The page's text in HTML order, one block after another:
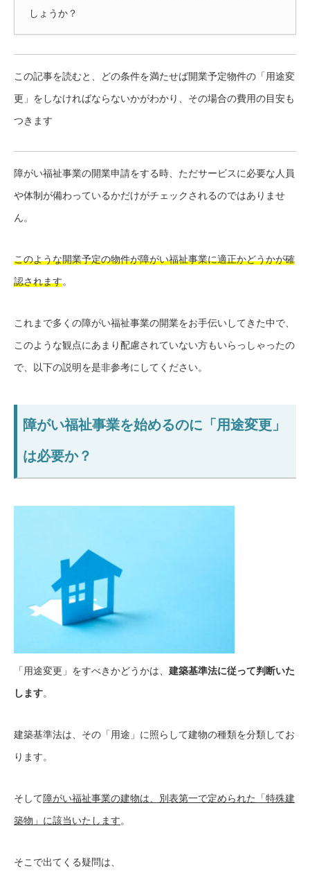
しょうか？
この記事を読むと、どの条件を満たせば開業予定物件の「用途変
更」をしなければならないかがわかり、その場合の費用の目安も
つきます
障がい福祉事業の開業申請をする時、ただサービスに必要な人員
や体制が備わっているかだけがチェックされるのではありませ
ん。
このような開業予定の物件が障がい福祉事業に適正かどうかが確
認されます。
これまで多くの障がい福祉事業の開業をお手伝いしてきた中で、
このような観点にあまり配慮されていない方もいらっしゃったの
で、以下の説明を是非参考にしてください。
障がい福祉事業を始めるのに「用途変更」
は必要か？
「用途変更」をすべきかどうかは、 建築基準法に従って判断いた
します。
建築基準法は、その「用途」に照らして建物の種類を分類してお
ります。
そして障がい福祉事業の建物は、別表第一で定められた「特殊建
築物」に該当いたします。
そこで出てくる疑問は、